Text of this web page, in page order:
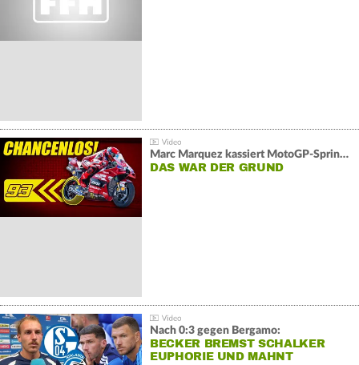
Marc Marquez kassiert MotoGP-Sprint-Schlappe:
DAS WAR DER GRUND
Nach 0:3 gegen Bergamo:
BECKER BREMST SCHALKER
EUPHORIE UND MAHNT